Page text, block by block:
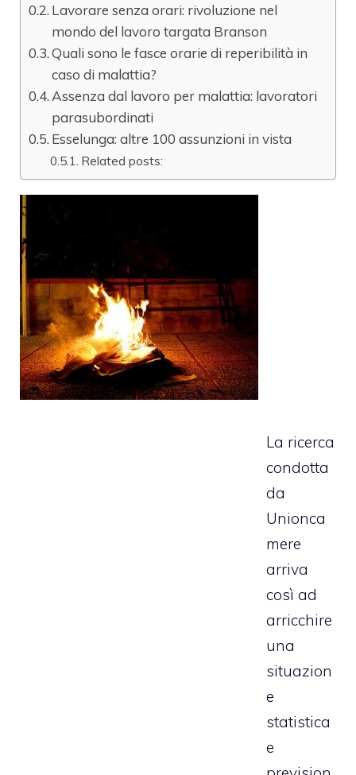
Lavorare senza orari: rivoluzione nel
mondo del lavoro targata Branson
Quali sono le fasce orarie di reperibilità in
caso di malattia?
Assenza dal lavoro per malattia: lavoratori
parasubordinati
Esselunga: altre 100 assunzioni in vista
Related posts:
La ricerca
condotta
da
Unionca
mere
arriva
così ad
arricchire
una
situazion
e
statistica
e